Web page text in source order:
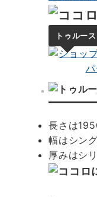
トゥルー
長さは
幅はシン
厚みはシ